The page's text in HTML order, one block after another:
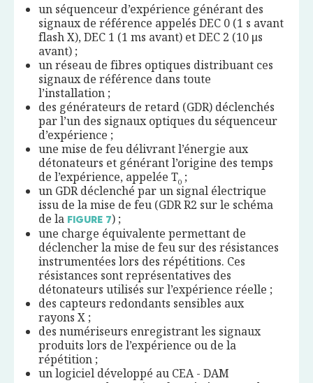
un séquenceur d’expérience générant des
signaux de référence appelés DEC 0 (1 s avant
flash X), DEC 1 (1 ms avant) et DEC 2 (10 μs
avant) ;
un réseau de fibres optiques distribuant ces
signaux de référence dans toute
l’installation ;
des générateurs de retard (GDR) déclenchés
par l’un des signaux optiques du séquenceur
d’expérience ;
une mise de feu délivrant l’énergie aux
détonateurs et générant l’origine des temps
de l’expérience, appelée T0 ;
un GDR déclenché par un signal électrique
issu de la mise de feu (GDR R2 sur le schéma
de la FIGURE 7) ;
une charge équivalente permettant de
déclencher la mise de feu sur des résistances
instrumentées lors des répétitions. Ces
résistances sont représentatives des
détonateurs utilisés sur l’expérience réelle ;
des capteurs redondants sensibles aux
rayons X ;
des numériseurs enregistrant les signaux
produits lors de l’expérience ou de la
répétition ;
un logiciel développé au CEA - DAM